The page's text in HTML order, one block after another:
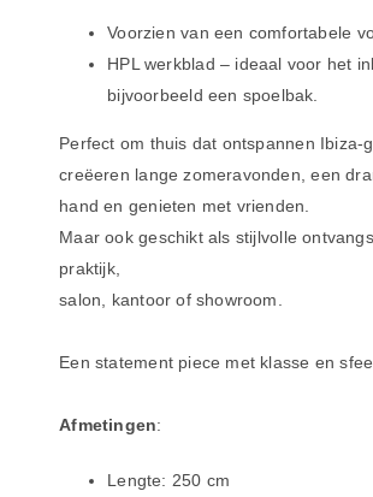
Voorzien van een comfortabele
HPL werkblad – ideaal voor het
bijvoorbeeld een spoelbak.
Perfect om thuis dat ontspannen Ibiza-
creëeren lange zomeravonden,een
hand en genieten met vrienden.
Maar ook geschikt als stijlvolle
praktijk,
salon, kantoor of showroom.
Een statement piece met klasse en
Afmetingen:
Lengte: 250 cm